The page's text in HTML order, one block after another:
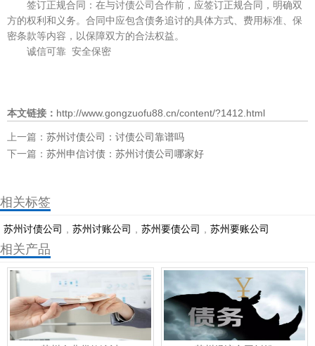
‌签订正规合同‌：在与讨债公司合作前，应签订正规合同，明确双
方的权利和义务。合同中应包含债务追讨的具体方式、费用标准、保
密条款等内容，以保障双方的合法权益。
诚信可靠 安全保密
本文链接： http://www.gongzuofu88.cn/content/?1412.html
上一篇： 苏州讨债公司：讨债公司靠谱吗
下一篇： 苏州申信讨债：苏州讨债公司哪家好
相关标签
苏州讨债公司 苏州讨账公司 苏州要债公司 ​苏州要账公司
相关产品